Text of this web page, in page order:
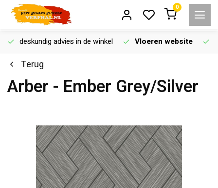
0
deskundig advies in de winkel Vloeren website
Terug
Arber - Ember Grey/Silver